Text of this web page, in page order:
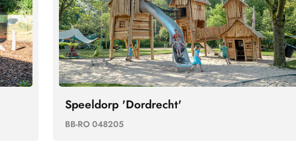
Speeldorp 'Dordrecht'
BB-RO 048205